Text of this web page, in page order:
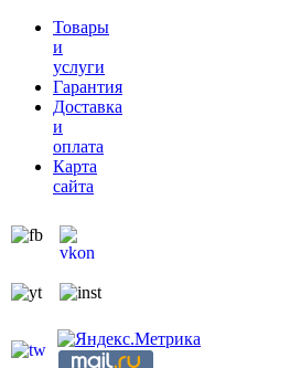
Товары
и
услуги
Гарантия
Доставка
и
оплата
Карта
сайта